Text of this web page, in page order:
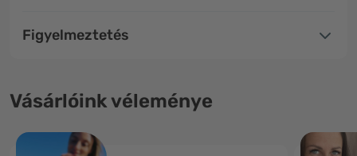
Figyelmeztetés
Vásárlóink véleménye